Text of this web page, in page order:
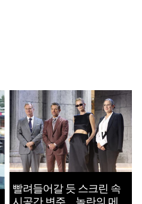
빨려들어갈 듯 스크린 속